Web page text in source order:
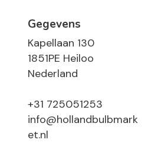
Gegevens
Kapellaan 130
1851PE Heiloo
Nederland
+31 725051253
info@hollandbulbmark
et.nl